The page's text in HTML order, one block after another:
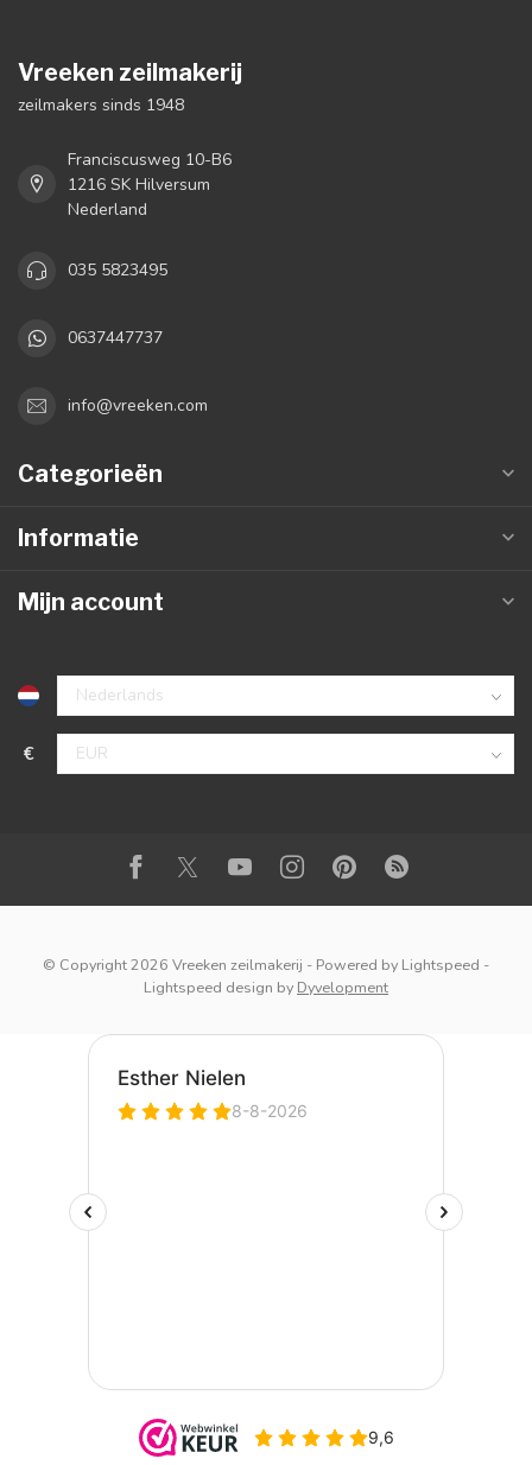
Vreeken zeilmakerij
zeilmakers sinds 1948
Franciscusweg 10-B6
1216 SK Hilversum
Nederland
035 5823495
0637447737
info@vreeken.com
Categorieën
Informatie
Mijn account
€
© Copyright 2026 Vreeken zeilmakerij - Powered by Lightspeed -
Lightspeed design by Dyvelopment